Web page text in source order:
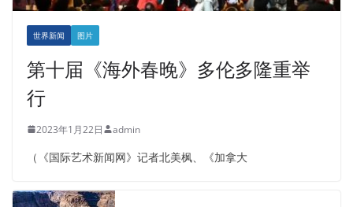
世界新闻 图片
第十届《海外春晚》多伦多隆重举
行
2023年1月22日 admin
（《国际艺术新闻网》记者北美枫、《加拿大